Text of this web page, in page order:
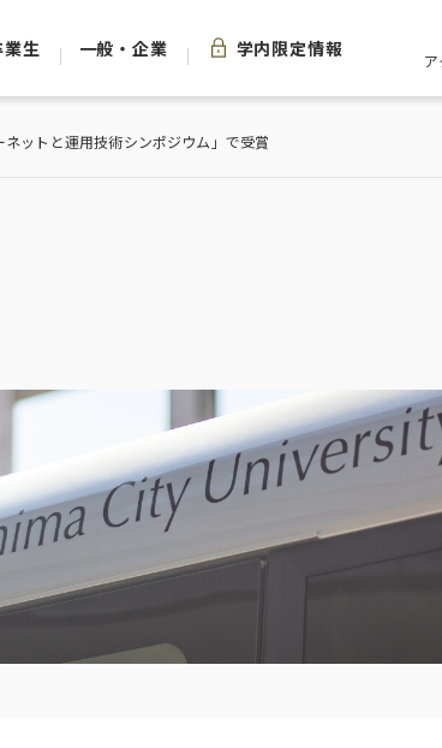
業生 一般・企業 学内限定情報
ットと運用技術シンポジウム」で受賞